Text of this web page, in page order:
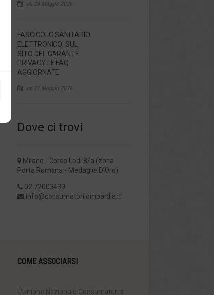
on 26 Maggio 2026
FASCICOLO SANITARIO
ELETTRONICO: SUL
SITO DEL GARANTE
PRIVACY LE FAQ
AGGIORNATE
on 21 Maggio 2026
Dove ci trovi
Milano - Corso Lodi 8/a (zona
Porta Romana - Medaglie D'Oro)
02 72003439
info@consumatorilombardia.it
COME ASSOCIARSI
L’Unione Nazionale Consumatori è